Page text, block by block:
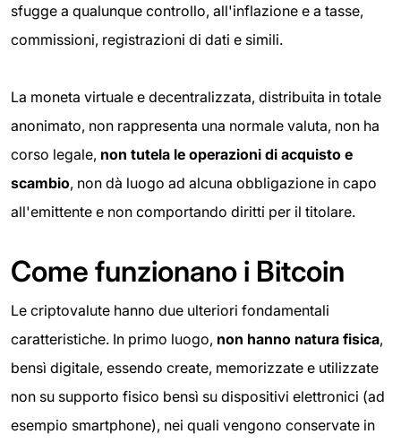
sfugge a qualunque controllo, all'inflazione e a tasse,
commissioni, registrazioni di dati e simili.
La moneta virtuale e decentralizzata, distribuita in totale
anonimato, non rappresenta una normale valuta, non ha
corso legale, non tutela le operazioni di acquisto e
scambio, non dà luogo ad alcuna obbligazione in capo
all'emittente e non comportando diritti per il titolare.
Come funzionano i Bitcoin
Le criptovalute hanno due ulteriori fondamentali
caratteristiche. In primo luogo, non hanno natura fisica,
bensì digitale, essendo create, memorizzate e utilizzate
non su supporto fisico bensì su dispositivi elettronici (ad
esempio smartphone), nei quali vengono conservate in